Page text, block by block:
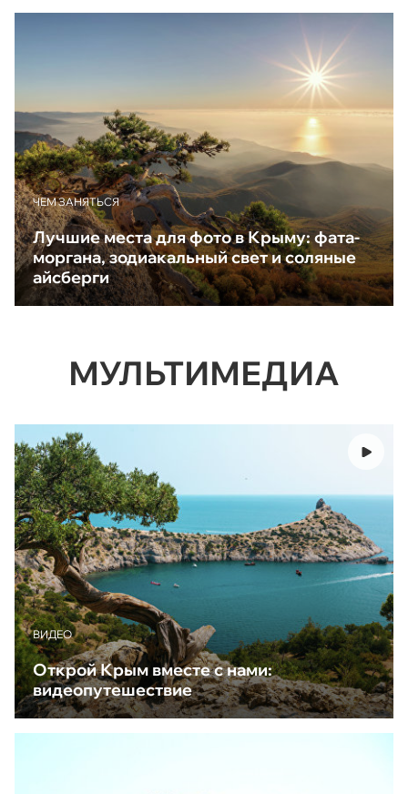
ЧЕМ ЗАНЯТЬСЯ
Лучшие места для фото в Крыму: фата-
моргана, зодиакальный свет и соляные
айсберги
МУЛЬТИМЕДИА
ВИДЕО
Открой Крым вместе с нами:
видеопутешествие